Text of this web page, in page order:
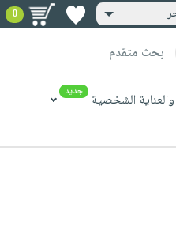
0
بحث متقدم
الشخصية جديد